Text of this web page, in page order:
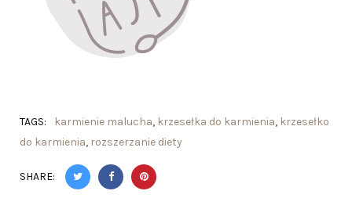
TAGS: karmienie malucha, krzesełka do karmienia, krzesełko
do karmienia, rozszerzanie diety
SHARE: